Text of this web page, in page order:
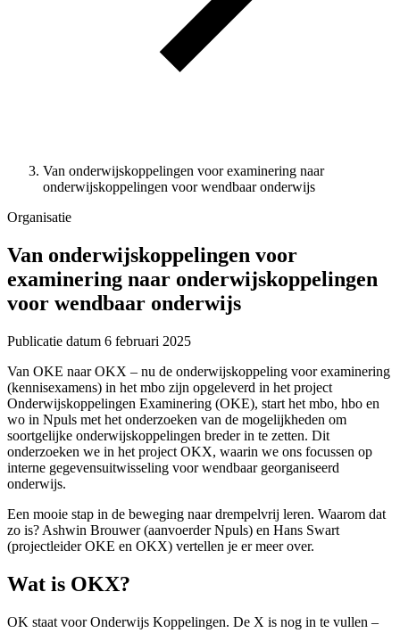
Van onderwijskoppelingen voor examinering naar
onderwijskoppelingen voor wendbaar onderwijs
Organisatie
Van onderwijskoppelingen voor
examinering naar onderwijskoppelingen
voor wendbaar onderwijs
Publicatie datum 6 februari 2025
Van OKE naar OKX – nu de onderwijskoppeling voor examinering
(kennisexamens) in het mbo zijn opgeleverd in het project
Onderwijskoppelingen Examinering (OKE), start het mbo, hbo en
wo in Npuls met het onderzoeken van de mogelijkheden om
soortgelijke onderwijskoppelingen breder in te zetten. Dit
onderzoeken we in het project OKX, waarin we ons focussen op
interne gegevensuitwisseling voor wendbaar georganiseerd
onderwijs.
Een mooie stap in de beweging naar drempelvrij leren. Waarom dat
zo is? Ashwin Brouwer (aanvoerder Npuls) en Hans Swart
(projectleider OKE en OKX) vertellen je er meer over.
Wat is OKX?
OK staat voor Onderwijs Koppelingen. De X is nog in te vullen –